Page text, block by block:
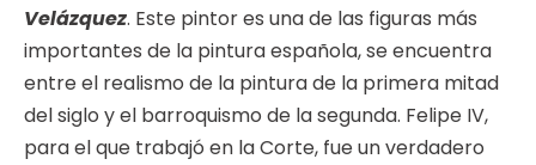
Velázquez. Este pintor es una de las figuras más
importantes de la pintura española, se encuentra
entre el realismo de la pintura de la primera mitad
del siglo y el barroquismo de la segunda. Felipe IV,
para el que trabajó en la Corte, fue un verdadero